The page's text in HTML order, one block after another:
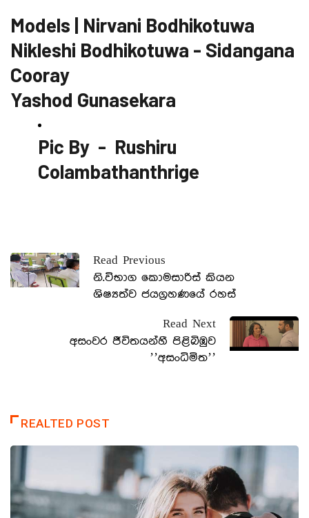
Models | Nirvani Bodhikotuwa
Nikleshi Bodhikotuwa - Sidangana
Cooray
Yashod Gunasekara
Pic By - Rushiru
Colambathanthrige
Read Previous
නි.විභාග කොමසාරිස් කියන
ශිෂ්‍යත්ව ජයග්‍රහණයේ රහස්
Read Next
අසංවර ජීවිතයන්හී පිළිබිඹුව
’’අසංධිමිත’’
REALTED POST